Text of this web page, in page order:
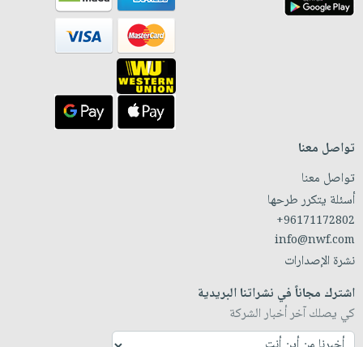
تواصل معنا
تواصل معنا
أسئلة يتكرر طرحها
+96171172802
info@nwf.com
نشرة الإصدارات
اشترك مجاناً في نشراتنا البريدية
كي يصلك آخر أخبار الشركة